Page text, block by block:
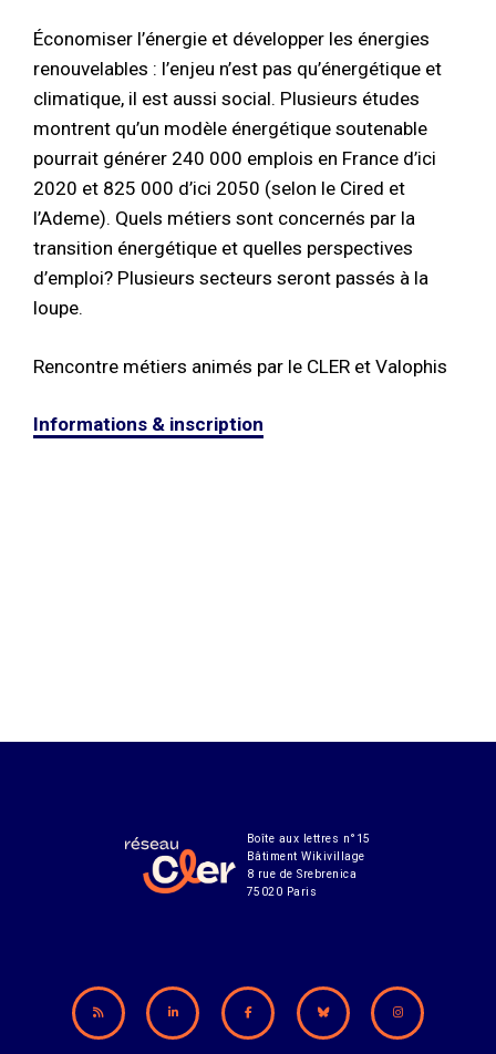
Économiser l’énergie et développer les énergies
renouvelables : l’enjeu n’est pas qu’énergétique et
climatique, il est aussi social. Plusieurs études
montrent qu’un modèle énergétique soutenable
pourrait générer 240 000 emplois en France d’ici
2020 et 825 000 d’ici 2050 (selon le Cired et
l’Ademe). Quels métiers sont concernés par la
transition énergétique et quelles perspectives
d’emploi? Plusieurs secteurs seront passés à la
loupe.
Rencontre métiers animés par le CLER et Valophis
Informations & inscription
Boîte aux lettres n°15
Bâtiment Wikivillage
8 rue de Srebrenica
75020 Paris